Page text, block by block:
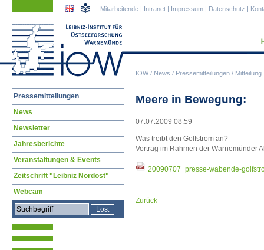
IOW/ News / Pressemitteilungen / Mitteilung
Mitarbeitende | Intranet | Impressum | Datenschutz |
Meere in Bewegung:
07.07.2009 08:59
Was treibt den Golfstrom an?
Vortrag im Rahmen der Warnemünder
20090707_presse-wabende-
Zurück
Navigation
Pressemitteilungen
News
Newsletter
Jahresberichte
Veranstaltungen & Events
Zeitschrift "Leibniz Nordost"
Webcam